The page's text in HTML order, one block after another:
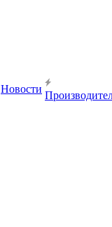
Новости